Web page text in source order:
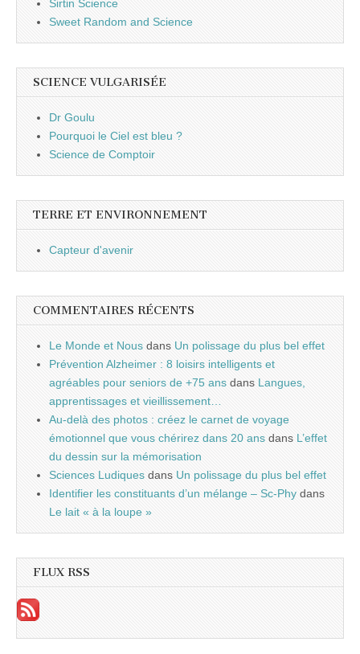
Sirtin Science
Sweet Random and Science
SCIENCE VULGARISÉE
Dr Goulu
Pourquoi le Ciel est bleu ?
Science de Comptoir
TERRE ET ENVIRONNEMENT
Capteur d'avenir
COMMENTAIRES RÉCENTS
Le Monde et Nous dans Un polissage du plus bel effet
Prévention Alzheimer : 8 loisirs intelligents et
agréables pour seniors de +75 ans dans Langues,
apprentissages et vieillissement…
Au-delà des photos : créez le carnet de voyage
émotionnel que vous chérirez dans 20 ans dans L’effet
du dessin sur la mémorisation
Sciences Ludiques dans Un polissage du plus bel effet
Identifier les constituants d’un mélange – Sc-Phy dans
Le lait « à la loupe »
FLUX RSS